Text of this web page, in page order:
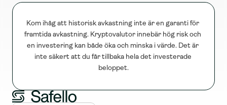
Kom ihåg att historisk avkastning inte är en garanti för
framtida avkastning. Kryptovalutor innebär hög risk och
en investering kan både öka och minska i värde. Det är
inte säkert att du får tillbaka hela det investerade
beloppet.